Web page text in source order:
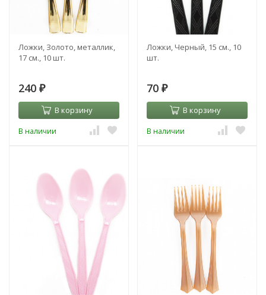
Ложки, Золото, металлик,
17 см., 10 шт.
240 ₽
В корзину
В наличии
Ложки, Черный, 15 см., 10
шт.
70 ₽
В корзину
В наличии